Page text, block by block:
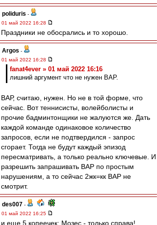
poliduris -
01 май 2022 16:28
Праздники не обосрались и то хорошо.
Argos -
01 май 2022 16:28
fanat4ever » 01 май 2022 16:16
лишний аргумент что не нужен ВАР.
ВАР, считаю, нужен. Но не в той форме, что
сейчас. Вот теннисисты, волейболисты и
прочие бадминтонщики не жалуются же. Дать
каждой команде одинаковое количество
запросов, если не подтвердился - запрос
сгорает. Тогда не будут каждый эпизод
пересматривать, а только реально ключевые. И
разрешить запрашивать ВАР по простым
нарушениям, а то сейчас 2жк=кк ВАР не
смотрит.
des007 -
01 май 2022 16:25
и еще 5 копеечек: Мозес - только справа!